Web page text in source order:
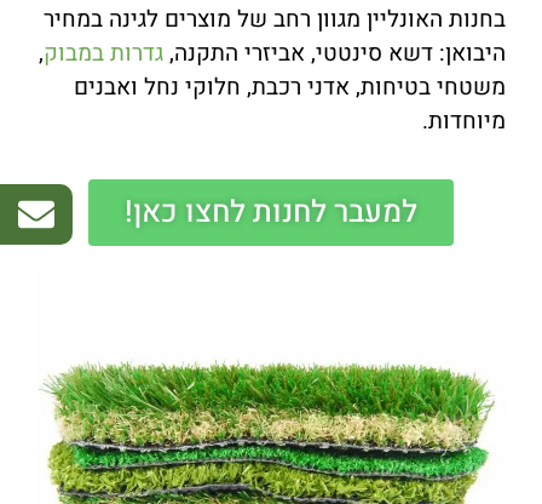
בחנות האונליין מגוון רחב של מוצרים לגינה במחיר
היבואן: דשא סינטטי, אביזרי התקנה,גדרות במבוק,
משטחי בטיחות, אדני רכבת, חלוקי נחל ואבנים
מיוחדות.
למעבר לחנות לחצו כאן!